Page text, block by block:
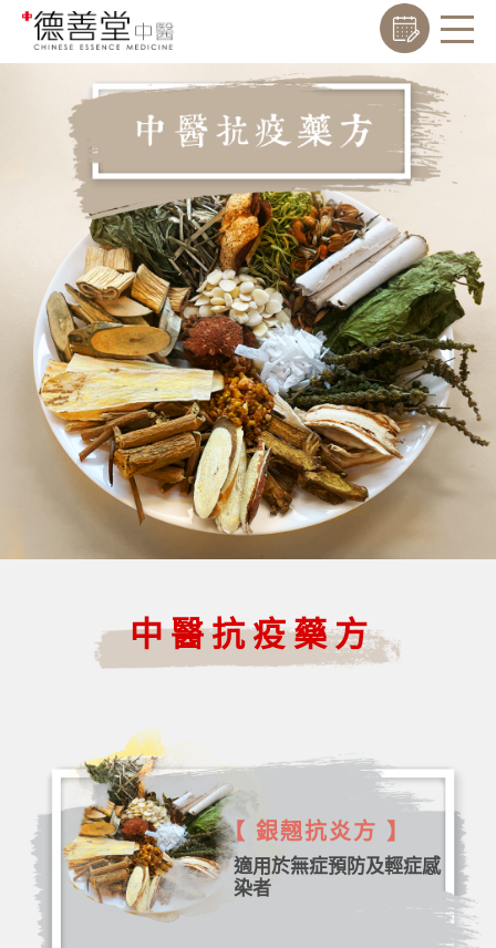
中醫抗疫藥方
【 銀翹抗炎方 】
適用於無症預防及輕症感
染者